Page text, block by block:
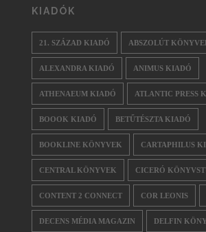
KIADÓK
21. SZÁZAD KIADÓ ABSZOLÚT
ALEXANDRA KIADÓ ANIMUS KIADÓ
ATHENAEUM KIADÓ ATLANTIC PRESS
BOOOK KIADÓ BETŰTÉSZTA KIADÓ
BOOKLINE KÖNYVEK CARTAPHILUS
CENTRAL KÖNYVEK CICERÓ
CONTENT 2 CONNECT COR LEONIS
DECENS MÉDIA MAGAZIN DELFIN